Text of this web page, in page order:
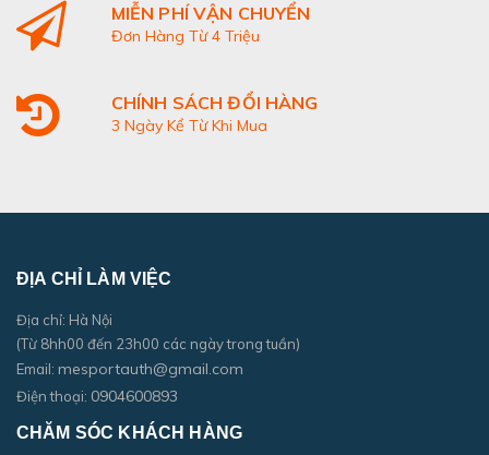
MIỄN PHÍ VẬN CHUYỂN
Đơn Hàng Từ 4 Triệu
CHÍNH SÁCH ĐỔI HÀNG
3 Ngày Kể Từ Khi Mua
ĐỊA CHỈ LÀM VIỆC
Địa chỉ: Hà Nội
(Từ 8hh00 đến 23h00 các ngày trong tuần)
Email: mesportauth@gmail.com
Điện thoại: 0904600893
CHĂM SÓC KHÁCH HÀNG